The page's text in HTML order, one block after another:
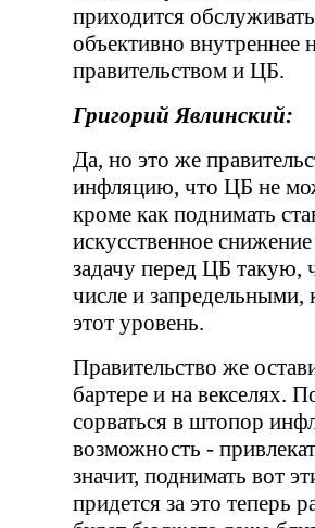
приходится
объективно
правительством и ЦБ.
Григорий Явлинский:
Да, но это же
инфляцию, что ЦБ не
кроме как поднимать
искусственное
задачу перед ЦБ такую,
числе и
этот уровень.
Правительство же
бартере и на векселях.
сорваться в штопор
возможность -
значит, поднимать вот
придется за это теперь